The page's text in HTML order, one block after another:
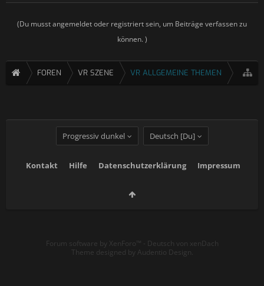
(Du musst angemeldet oder registriert sein, um Beiträge verfassen zu
können. )
FOREN VR SZENE VR ALLGEMEINE THEMEN
Progressiv dunkel Deutsch [Du]
Kontakt Hilfe Datenschutzerklärung Impressum
Forum software by XenForo™ - Deutsch von xenDach
Theme designed by Audentio Design.